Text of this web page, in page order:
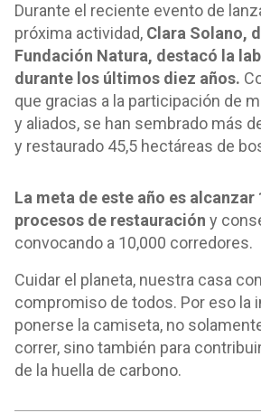
Durante el reciente evento de
próxima actividad, Clara Solano,
Fundación Natura, destacó la
durante los últimos diez años.
que gracias a la participación de
y aliados, se han sembrado más
y restaurado 45,5 hectáreas de
La meta de este año es alcanzar
procesos de restauración y
convocando a 10,000 corredores.
Cuidar el planeta, nuestra casa
compromiso de todos. Por eso la
ponerse la camiseta, no
correr, sino también para
de la huella de carbono.